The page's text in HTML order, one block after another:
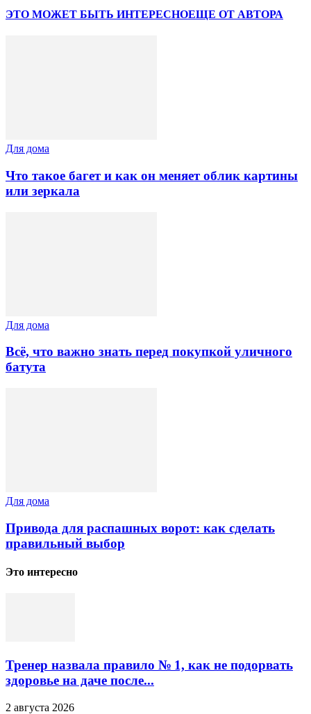
ЭТО МОЖЕТ БЫТЬ ИНТЕРЕСНОЕЩЕ ОТ АВТОРА
Для дома
Что такое багет и как он меняет облик картины
или зеркала
Для дома
Всё, что важно знать перед покупкой уличного
батута
Для дома
Привода для распашных ворот: как сделать
правильный выбор
Это интересно
Тренер назвала правило № 1, как не подорвать
здоровье на даче после...
2 августа 2026